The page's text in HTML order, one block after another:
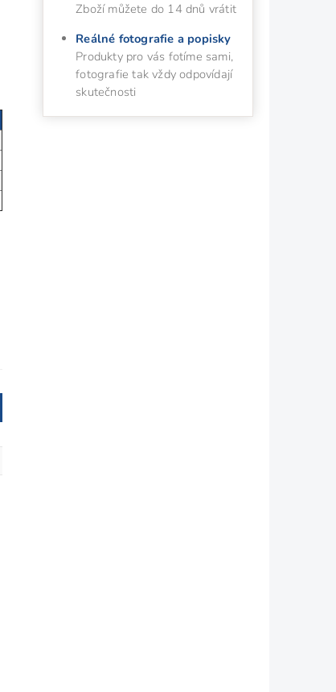
Zboží můžete do 14 dnů vrátit
Reálné fotografie a popisky
Produkty pro vás fotíme sami,
fotografie tak vždy odpovídají
skutečnosti